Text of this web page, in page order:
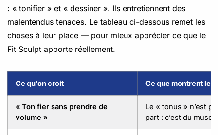
: « tonifier » et « dessiner ». Ils entretiennent des
malentendus tenaces. Le tableau ci-dessous remet les
choses à leur place — pour mieux apprécier ce que le
Fit Sculpt apporte réellement.
Ce qu’on croit Ce que montrent les
« Tonifier sans prendre de
volume »
Le « tonus » n’est
part : c’est du muscle